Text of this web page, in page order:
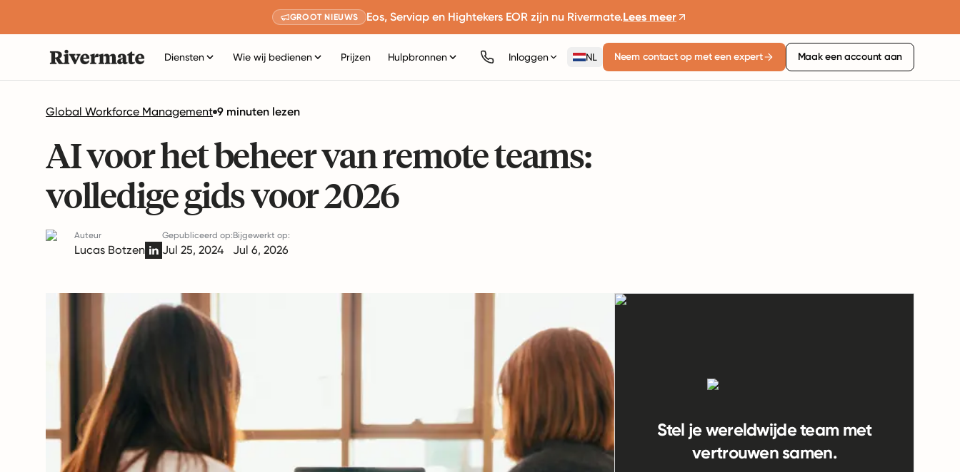
GROOT NIEUWS Eos, Serviap en Hightekers EOR zijn nu Rivermate.Lees meer
Diensten Wie wij bedienen Prijzen Hulpbronnen Inloggen NL Neem contact op met een expert Maak een account aan
Global Workforce Management 9 minuten lezen
AI voor het beheer van remote teams:
volledige gids voor 2026
Auteur
Lucas Botzen
Gepubliceerd op:
Jul 25, 2024
Bijgewerkt op:
Jul 6, 2026
Stel je wereldwijde team met
vertrouwen samen.